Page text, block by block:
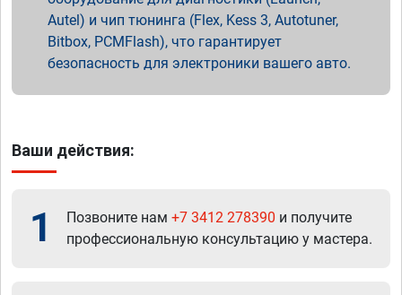
Autel) и чип тюнинга (Flex, Kess 3, Autotuner,
Bitbox, PCMFlash), что гарантирует
безопасность для электроники вашего авто.
Ваши действия:
1 Позвоните нам +7 3412 278390 и получите
профессиональную консультацию у мастера.